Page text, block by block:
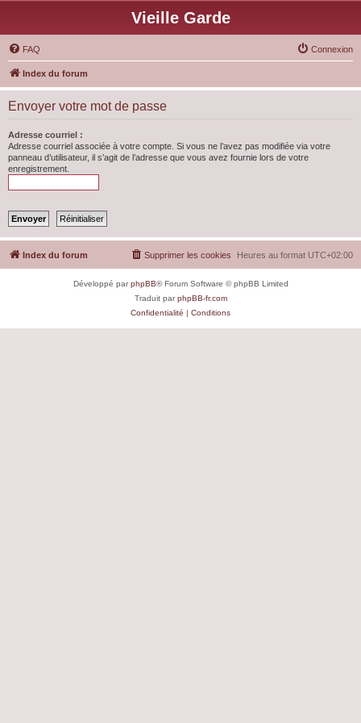
Vieille Garde
FAQ Connexion
Index du forum
Envoyer votre mot de passe
Adresse courriel :
Adresse courriel associée à votre compte. Si vous ne l’avez pas modifiée via votre
panneau d’utilisateur, il s’agit de l’adresse que vous avez fournie lors de votre
enregistrement.
Index du forum Heures au format UTC+02:00
Supprimer les cookies
Développé parphpBB® Forum Software © phpBB Limited
Traduit parphpBB-fr.com
Confidentialité | Conditions